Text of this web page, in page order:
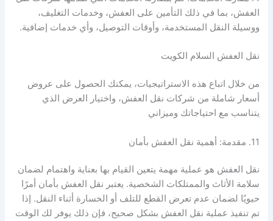
العفش، بما في ذلك التأمين على العفش، وخدمات التغليف،
ووسيلة النقل المستخدمة، وأوقات التوصيل، وأي خدمات إضافية.
نقل العفش السلام الكويت
من خلال اتباع هذه الاستراتيجيات، يمكنك الحصول على عروض
أسعار شاملة من شركات نقل العفش، واختيار العرض الذي
يتناسب مع احتياجاتك وميزاني
11. مقدمة: أهمية نقل العفش بأمان
نقل العفش هو عملية مهمة يتعين القيام بها بعناية واهتمام لضمان
سلامة الأثاث والممتلكات الشخصية. يعتبر نقل العفش بأمان أمرًا
حيويًا لضمان عدم تعرض القطع للتلف أو الخسارة أثناء النقل. إذا
تم تنفيذ عملية نقل العفش بشكل صحيح، فإن ذلك يوفر لك الوقت